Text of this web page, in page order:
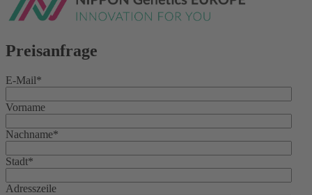
Preisanfrage
E-Mail*
Vorname
Nachname*
Stadt*
Adresszeile